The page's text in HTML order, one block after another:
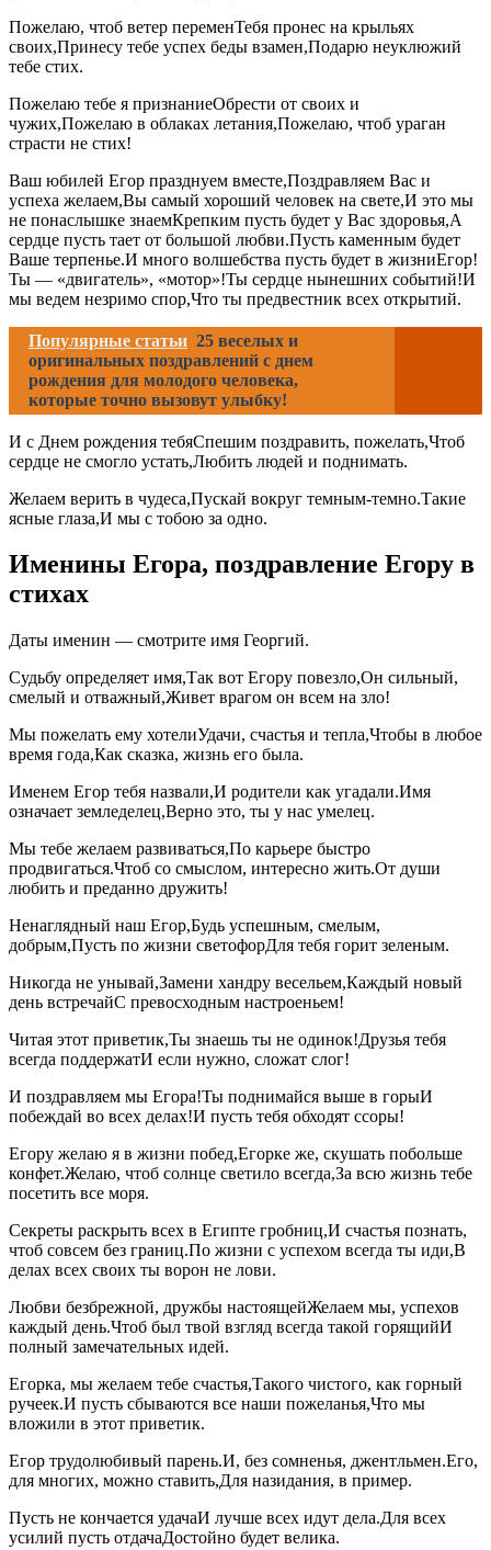
Пожелаю, чтоб ветер переменТебя пронес на крыльях
своих,Принесу тебе успех беды взамен,Подарю неуклюжий
тебе стих.
Пожелаю тебе я признаниеОбрести от своих и
чужих,Пожелаю в облаках летания,Пожелаю, чтоб ураган
страсти не стих!
Ваш юбилей Егор празднуем вместе,Поздравляем Вас и
успеха желаем,Вы самый хороший человек на свете,И это мы
не понаслышке знаемКрепким пусть будет у Вас здоровья,А
сердце пусть тает от большой любви.Пусть каменным будет
Ваше терпенье.И много волшебства пусть будет в жизниЕгор!
Ты — «двигатель», «мотор»!Ты сердце нынешних событий!И
мы ведем незримо спор,Что ты предвестник всех открытий.
Популярные статьи 25 веселых и
оригинальных поздравлений с днем
рождения для молодого человека,
которые точно вызовут улыбку!
И с Днем рождения тебяСпешим поздравить, пожелать,Чтоб
сердце не смогло устать,Любить людей и поднимать.
Желаем верить в чудеса,Пускай вокруг темным-темно.Такие
ясные глаза,И мы с тобою за одно.
Именины Егора, поздравление Егору в
стихах
Даты именин — смотрите имя Георгий.
Судьбу определяет имя,Так вот Егору повезло,Он сильный,
смелый и отважный,Живет врагом он всем на зло!
Мы пожелать ему хотелиУдачи, счастья и тепла,Чтобы в любое
время года,Как сказка, жизнь его была.
Именем Егор тебя назвали,И родители как угадали.Имя
означает земледелец,Верно это, ты у нас умелец.
Мы тебе желаем развиваться,По карьере быстро
продвигаться.Чтоб со смыслом, интересно жить.От души
любить и преданно дружить!
Ненаглядный наш Егор,Будь успешным, смелым,
добрым,Пусть по жизни светофорДля тебя горит зеленым.
Никогда не унывай,Замени хандру весельем,Каждый новый
день встречайС превосходным настроеньем!
Читая этот приветик,Ты знаешь ты не одинок!Друзья тебя
всегда поддержатИ если нужно, сложат слог!
И поздравляем мы Егора!Ты поднимайся выше в горыИ
побеждай во всех делах!И пусть тебя обходят ссоры!
Егору желаю я в жизни побед,Егорке же, скушать побольше
конфет.Желаю, чтоб солнце светило всегда,За всю жизнь тебе
посетить все моря.
Секреты раскрыть всех в Египте гробниц,И счастья познать,
чтоб совсем без границ.По жизни с успехом всегда ты иди,В
делах всех своих ты ворон не лови.
Любви безбрежной, дружбы настоящейЖелаем мы, успехов
каждый день.Чтоб был твой взгляд всегда такой горящийИ
полный замечательных идей.
Егорка, мы желаем тебе счастья,Такого чистого, как горный
ручеек.И пусть сбываются все наши пожеланья,Что мы
вложили в этот приветик.
Егор трудолюбивый парень.И, без сомненья, джентльмен.Его,
для многих, можно ставить,Для назидания, в пример.
Пусть не кончается удачаИ лучше всех идут дела.Для всех
усилий пусть отдачаДостойно будет велика.